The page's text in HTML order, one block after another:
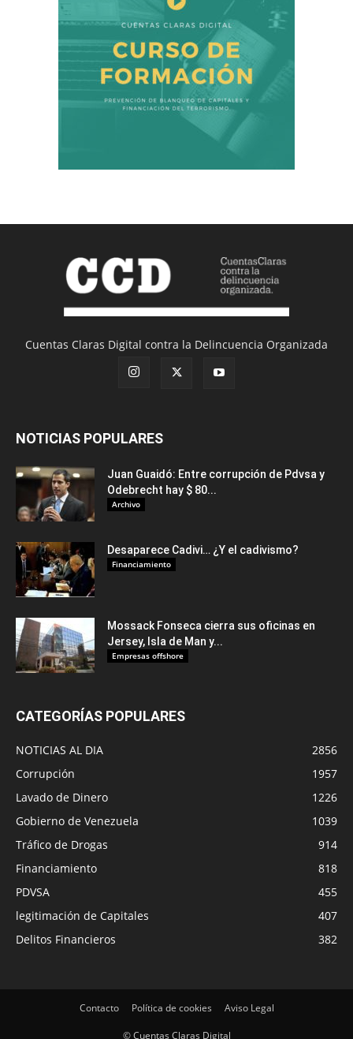
Cuentas Claras Digital contra la Delincuencia Organizada
NOTICIAS POPULARES
Juan Guaidó: Entre corrupción de Pdvsa y
Odebrecht hay $ 80...
Archivo
Desaparece Cadivi… ¿Y el cadivismo?
Financiamiento
Mossack Fonseca cierra sus oficinas en
Jersey, Isla de Man y...
Empresas offshore
CATEGORÍAS POPULARES
NOTICIAS AL DIA
2856
Corrupción
1957
Lavado de Dinero
1226
Gobierno de Venezuela
1039
Tráfico de Drogas
914
Financiamiento
818
PDVSA
455
legitimación de Capitales
407
Delitos Financieros
382
Contacto Política de cookies Aviso Legal
© Cuentas Claras Digital